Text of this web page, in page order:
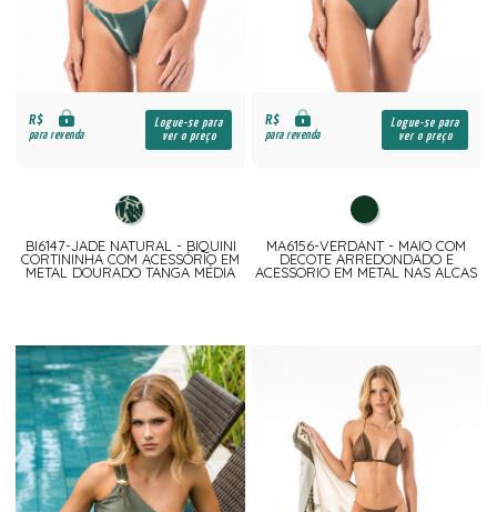
R$
para revenda
Logue-se para
ver o preço
BI6147-JADE NATURAL - BIQUINI
CORTININHA COM ACESSÓRIO EM
METAL DOURADO TANGA MÉDIA
R$
para revenda
Logue-se para
ver o preço
MA6156-VERDANT - MAIO COM
DECOTE ARREDONDADO E
ACESSORIO EM METAL NAS ALCAS